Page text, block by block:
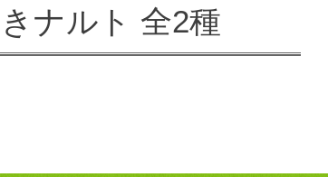
ナルト 全2種